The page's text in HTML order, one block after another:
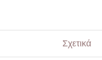
Σχετικά